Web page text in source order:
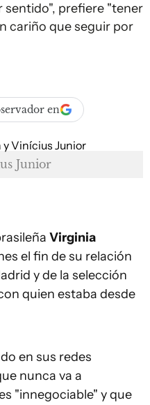
sentido", prefiere "tener
cariño que seguir por
en
Junior
Virginia
el fin de su relación
y de la selección
quien estaba desde
en sus redes
nunca va a
"innegociable" y que